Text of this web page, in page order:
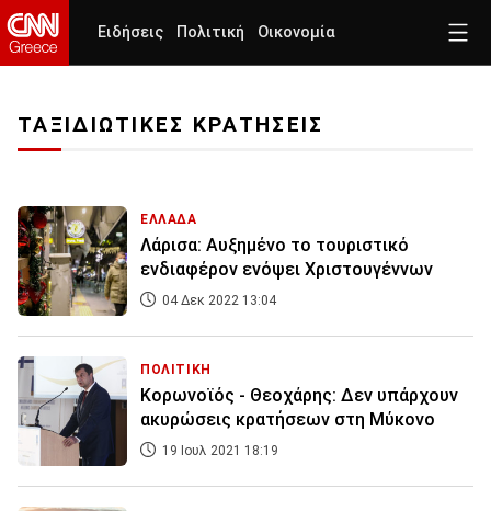
Ειδήσεις Πολιτική Οικονομία
ΤΑΞΙΔΙΩΤΙΚΕΣ ΚΡΑΤΗΣΕΙΣ
ΕΛΛΑΔΑ
Λάρισα: Αυξημένο το τουριστικό
ενδιαφέρον ενόψει Χριστουγέννων
04 Δεκ 2022 13:04
ΠΟΛΙΤΙΚΗ
Κορωνοϊός - Θεοχάρης: Δεν υπάρχουν
ακυρώσεις κρατήσεων στη Μύκονο
19 Ιουλ 2021 18:19